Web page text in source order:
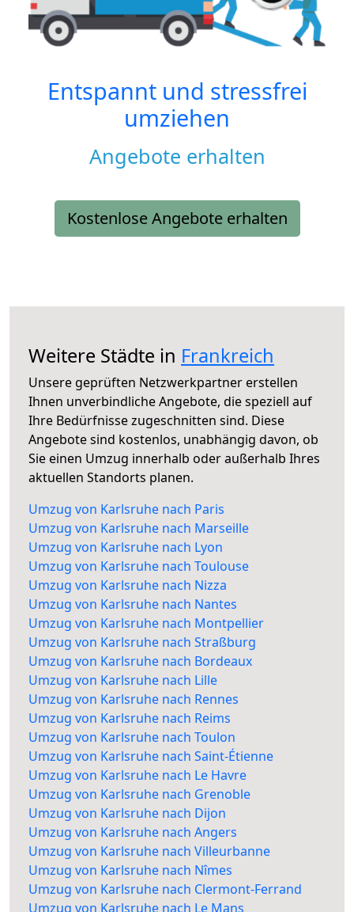
Entspannt und stressfrei
umziehen
Angebote erhalten
Kostenlose Angebote erhalten
Weitere Städte in Frankreich
Unsere geprüften Netzwerkpartner erstellen
Ihnen unverbindliche Angebote, die speziell auf
Ihre Bedürfnisse zugeschnitten sind. Diese
Angebote sind kostenlos, unabhängig davon, ob
Sie einen Umzug innerhalb oder außerhalb Ihres
aktuellen Standorts planen.
Umzug von Karlsruhe nach Paris
Umzug von Karlsruhe nach Marseille
Umzug von Karlsruhe nach Lyon
Umzug von Karlsruhe nach Toulouse
Umzug von Karlsruhe nach Nizza
Umzug von Karlsruhe nach Nantes
Umzug von Karlsruhe nach Montpellier
Umzug von Karlsruhe nach Straßburg
Umzug von Karlsruhe nach Bordeaux
Umzug von Karlsruhe nach Lille
Umzug von Karlsruhe nach Rennes
Umzug von Karlsruhe nach Reims
Umzug von Karlsruhe nach Toulon
Umzug von Karlsruhe nach Saint-Étienne
Umzug von Karlsruhe nach Le Havre
Umzug von Karlsruhe nach Grenoble
Umzug von Karlsruhe nach Dijon
Umzug von Karlsruhe nach Angers
Umzug von Karlsruhe nach Villeurbanne
Umzug von Karlsruhe nach Nîmes
Umzug von Karlsruhe nach Clermont-Ferrand
Umzug von Karlsruhe nach Le Mans